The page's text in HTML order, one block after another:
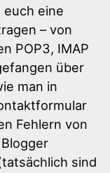
euch eine
– von
POP3, IMAP
über
man in
Fehlern von
sind